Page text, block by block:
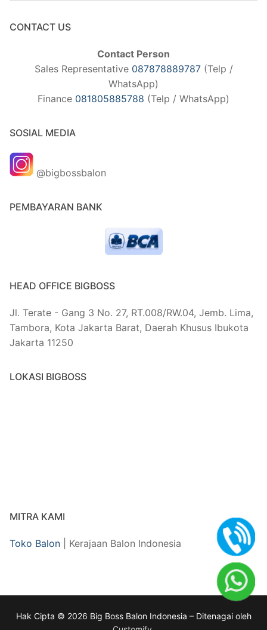
CONTACT US
Contact Person
Sales Representative 087878889787(Telp /
WhatsApp)
Finance 081805885788 (Telp / WhatsApp)
SOSIAL MEDIA
@bigbossbalon
PEMBAYARAN BANK
HEAD OFFICE BIGBOSS
Jl. Terate - Gang 3 No. 27, RT.008/RW.04, Jemb. Lima,
Tambora, Kota Jakarta Barat, Daerah Khusus Ibukota
Jakarta 11250
LOKASI BIGBOSS
MITRA KAMI
Toko Balon | Kerajaan Balon Indonesia
Hak Cipta © 2026 Big Boss Balon Indonesia – Ditenagai oleh